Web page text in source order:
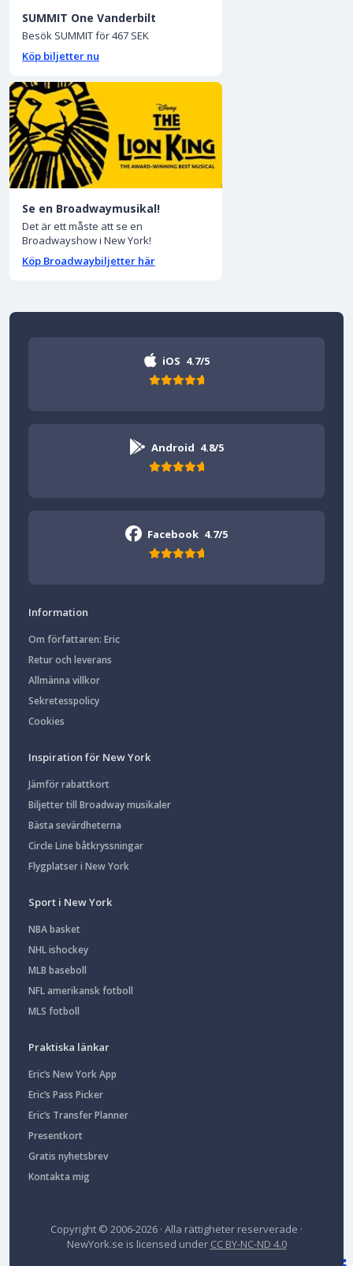
SUMMIT One Vanderbilt
Besök SUMMIT för 467 SEK
Köp biljetter nu
Se en Broadwaymusikal!
Det är ett måste att se en
Broadwayshow i New York!
Köp Broadwaybiljetter här
iOS 4.7/5
Android 4.8/5
Facebook 4.7/5
Information
Om författaren: Eric
Retur och leverans
Allmänna villkor
Sekretesspolicy
Cookies
Inspiration för New York
Jämför rabattkort
Biljetter till Broadway musikaler
Bästa sevärdheterna
Circle Line båtkryssningar
Flygplatser i New York
Sport i New York
NBA basket
NHL ishockey
MLB baseboll
NFL amerikansk fotboll
MLS fotboll
Praktiska länkar
Eric’s New York App
Eric’s Pass Picker
Eric’s Transfer Planner
Presentkort
Gratis nyhetsbrev
Kontakta mig
Copyright © 2006-2026 · Alla rättigheter reserverade ·
NewYork.se is licensed under CC BY-NC-ND 4.0